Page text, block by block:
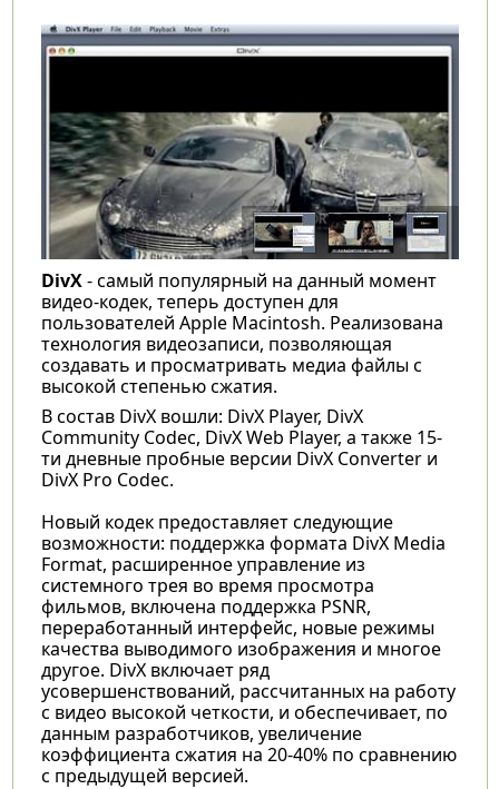
DivX- самый популярный на данный момент
видео-кодек, теперь доступен для
пользователей Apple Macintosh. Реализована
технология видеозаписи, позволяющая
создавать и просматривать медиа файлы с
высокой степенью сжатия.
В состав DivX вошли: DivX Player, DivX
Community Codec, DivX Web Player, а также 15-
ти дневные пробные версии DivX Converter и
DivX Pro Codec.
Новый кодек предоставляет следующие
возможности: поддержка формата DivX Media
Format, расширенное управление из
системного трея во время просмотра
фильмов, включена поддержка PSNR,
переработанный интерфейс, новые режимы
качества выводимого изображения и многое
другое. DivX включает ряд
усовершенствований, рассчитанных на работу
с видео высокой четкости, и обеспечивает, по
данным разработчиков, увеличение
коэффициента сжатия на 20-40% по сравнению
с предыдущей версией.